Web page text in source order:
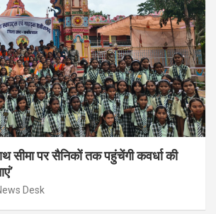
सीमा पर सैनिकों तक पहुंचेंगी कवर्धा की
Desk